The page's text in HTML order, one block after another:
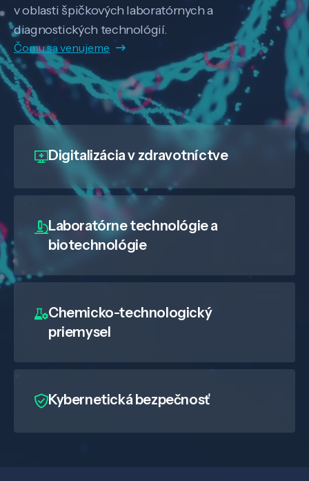
v oblasti špičkových laboratórnych a
diagnostických technológií.
Čomu sa venujeme
Digitalizáciav zdravotníctve
Laboratórne technológie a
biotechnológie
Chemicko-technologický
priemysel
Kybernetická bezpečnosť